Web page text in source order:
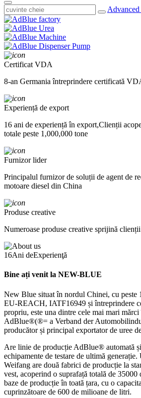
Advanced
Certificat VDA
8-an Germania întreprindere certificată
Experiență de export
16 ani de experiență în export,Clienții
totale peste 1,000,000 tone
Furnizor lider
Principalul furnizor de soluții de agent de
motoare diesel din China
Produse creative
Numeroase produse creative sprijină clienții
16Ani deExperienţă
Bine ați venit la NEW-BLUE
New Blue situat în nordul Chinei, cu peste
EU-REACH, IATF16949 și întreprindere
propriu, este una dintre cele mai mari mărci
AdBlue®(®= a Verband der
producător și principal exportator de uree
Are linie de producție AdBlue® automată
echipamente de testare de ultimă
Weifang are două fabrici de producție la
vest, acoperind o suprafață totală de
baze de producție în toată țara, cu o
cuprinzătoare de 600 de milioane de litri.